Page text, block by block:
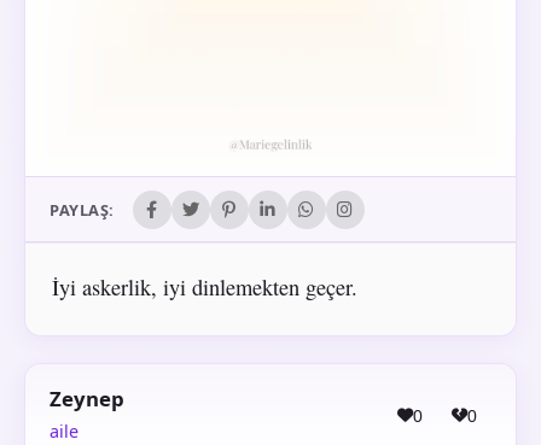
PAYLAŞ:
İyi askerlik, iyi dinlemekten geçer.
Zeynep
aile
0 0